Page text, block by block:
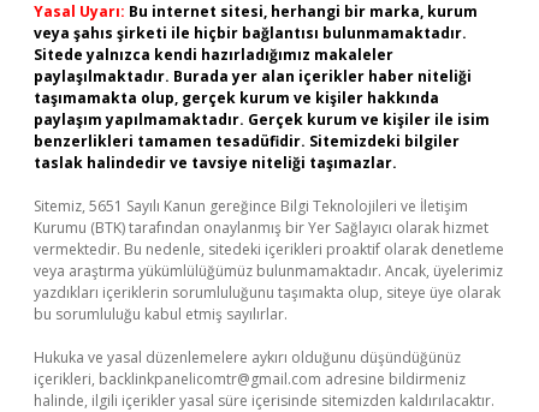
Yasal Uyarı: Bu internet sitesi, herhangi bir marka, kurum
veya şahıs şirketi ile hiçbir bağlantısı bulunmamaktadır.
Sitede yalnızca kendi hazırladığımız makaleler
paylaşılmaktadır. Burada yer alan içerikler haber niteliği
taşımamakta olup, gerçek kurum ve kişiler hakkında
paylaşım yapılmamaktadır. Gerçek kurum ve kişiler ile isim
benzerlikleri tamamen tesadüfidir. Sitemizdeki bilgiler
taslak halindedir ve tavsiye niteliği taşımazlar.
Sitemiz, 5651 Sayılı Kanun gereğince Bilgi Teknolojileri ve İletişim
Kurumu (BTK) tarafından onaylanmış bir Yer Sağlayıcı olarak hizmet
vermektedir. Bu nedenle, sitedeki içerikleri proaktif olarak denetleme
veya araştırma yükümlülüğümüz bulunmamaktadır. Ancak, üyelerimiz
yazdıkları içeriklerin sorumluluğunu taşımakta olup, siteye üye olarak
bu sorumluluğu kabul etmiş sayılırlar.
Hukuka ve yasal düzenlemelere aykırı olduğunu düşündüğünüz
içerikleri, backlinkpanelicomtr@gmail.com adresine bildirmeniz
halinde, ilgili içerikler yasal süre içerisinde sitemizden kaldırılacaktır.